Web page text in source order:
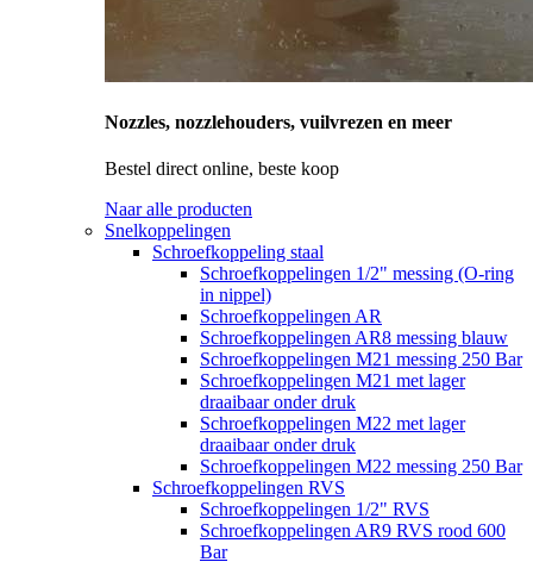
Nozzles, nozzlehouders, vuilvrezen en meer
Bestel direct online, beste koop
Naar alle producten
Snelkoppelingen
Schroefkoppeling staal
Schroefkoppelingen 1/2" messing (O-ring
in nippel)
Schroefkoppelingen AR
Schroefkoppelingen AR8 messing blauw
Schroefkoppelingen M21 messing 250 Bar
Schroefkoppelingen M21 met lager
draaibaar onder druk
Schroefkoppelingen M22 met lager
draaibaar onder druk
Schroefkoppelingen M22 messing 250 Bar
Schroefkoppelingen RVS
Schroefkoppelingen 1/2" RVS
Schroefkoppelingen AR9 RVS rood 600
Bar